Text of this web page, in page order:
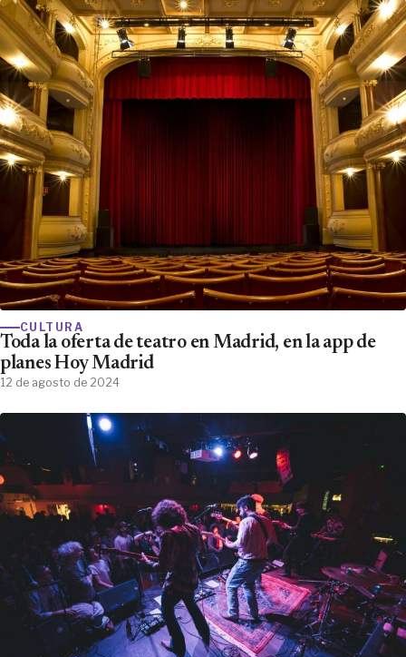
CULTURA
Toda la oferta de teatro en Madrid, en la app de
planes Hoy Madrid
12 de agosto de 2024